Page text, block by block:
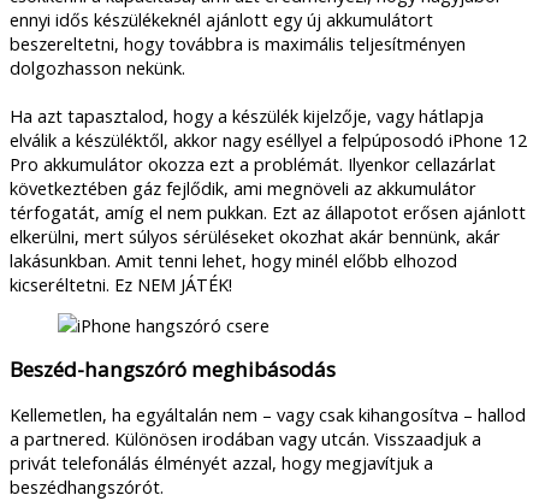
ennyi idős készülékeknél ajánlott egy új akkumulátort
beszereltetni, hogy továbbra is maximális teljesítményen
dolgozhasson nekünk.
Ha azt tapasztalod, hogy a készülék kijelzője, vagy hátlapja
elválik a készüléktől, akkor nagy eséllyel a felpúposodó iPhone 12
Pro akkumulátor okozza ezt a problémát. Ilyenkor cellazárlat
következtében gáz fejlődik, ami megnöveli az akkumulátor
térfogatát, amíg el nem pukkan. Ezt az állapotot erősen ajánlott
elkerülni, mert súlyos sérüléseket okozhat akár bennünk, akár
lakásunkban. Amit tenni lehet, hogy minél előbb elhozod
kicseréltetni. Ez NEM JÁTÉK!
Beszéd-hangszóró meghibásodás
Kellemetlen, ha egyáltalán nem – vagy csak kihangosítva – hallod
a partnered. Különösen irodában vagy utcán. Visszaadjuk a
privát telefonálás élményét azzal, hogy megjavítjuk a
beszédhangszórót.